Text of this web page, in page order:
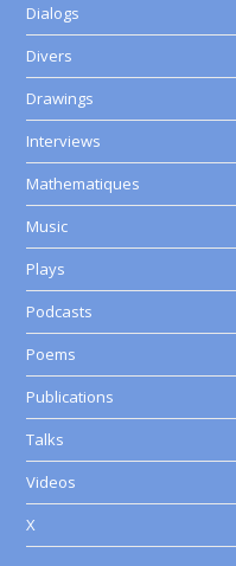
Dialogs
Divers
Drawings
Interviews
Mathematiques
Music
Plays
Podcasts
Poems
Publications
Talks
Videos
X